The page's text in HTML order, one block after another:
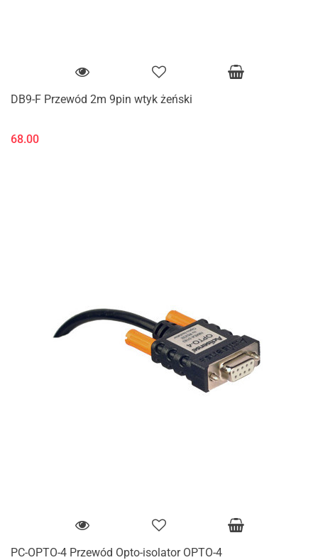
DB9-F Przewód 2m 9pin wtyk żeński
68.00
PC-OPTO-4 Przewód Opto-isolator OPTO-4